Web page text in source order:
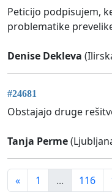
Peticijo podpisujem,
problematike
Denise Dekleva
#24681
Obstajajo druge
Tanja Perme
« 1 ... 116